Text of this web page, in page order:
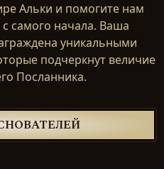
Альки и помогите нам
самого начала. Ваша
уникальными
подчеркнут величие
Посланника.